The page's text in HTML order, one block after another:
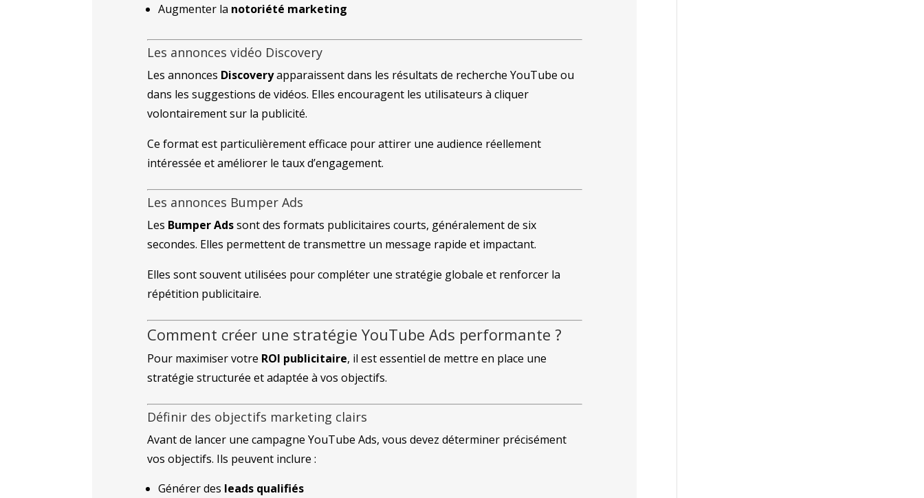
Augmenter la notoriété marketing
Les annonces vidéo Discovery
Les annonces Discoveryapparaissent dans les résultats de recherche YouTube ou
dans les suggestions de vidéos. Elles encouragent les utilisateurs à cliquer
volontairement sur la publicité.
Ce format est particulièrement efficace pour attirer une audience réellement
intéressée et améliorer le taux d’engagement.
Les annonces Bumper Ads
Les Bumper Adssont des formats publicitaires courts, généralement de six
secondes. Elles permettent de transmettre un message rapide et impactant.
Elles sont souvent utilisées pour compléter une stratégie globale et renforcer la
répétition publicitaire.
Comment créer une stratégie YouTube Ads performante ?
Pour maximiser votre ROI publicitaire, il est essentiel de mettre en place une
stratégie structurée et adaptée à vos objectifs.
Définir des objectifs marketing clairs
Avant de lancer une campagne YouTube Ads, vous devez déterminer précisément
vos objectifs. Ils peuvent inclure :
Générer des leads qualifiés